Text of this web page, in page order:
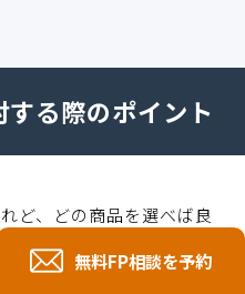
無料FP相談を予約
る際のポイント
ど、どの商品を選べば良
るのではないでしょう
の保険会社が取り扱って